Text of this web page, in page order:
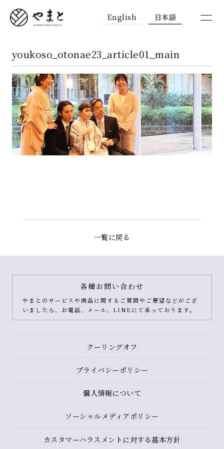
English 日本語
youkoso_otonae23_article01_main
一覧に戻る
各種お問い合わせ
やまとのサービスや商品に関するご質問やご要望などがござ
いましたら、お電話、メール、LINEにて承っております。
クーリングオフ
プライバシーポリシー
個人情報について
ソーシャルメディアポリシー
カスタマーハラスメントに対する基本方針